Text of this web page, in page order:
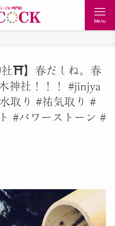
Menu
社⛩】春だしね。春
神社！！！ #jinjya
取り #祐気取り #
#パワーストーン #